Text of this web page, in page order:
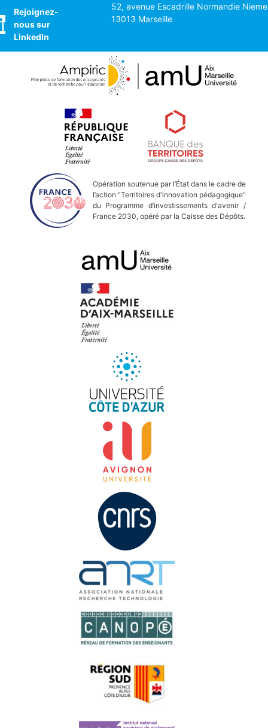
Rejoignez-
nous sur
LinkedIn
52, avenue Escadrille Normandie
13013 Marseille
Opération soutenue par l’État dans le cadre de
l’action "Territoires d'innovation pédagogique"
du Programme d’investissements d'avenir /
France 2030, opéré par la Caisse des Dépôts.